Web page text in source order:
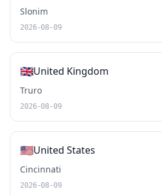
Slonim
2026-08-09
🇬🇧United Kingdom
Truro
2026-08-09
🇺🇸United States
Cincinnati
2026-08-09